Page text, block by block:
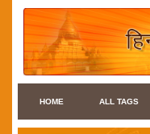
HOME ALL TAGS